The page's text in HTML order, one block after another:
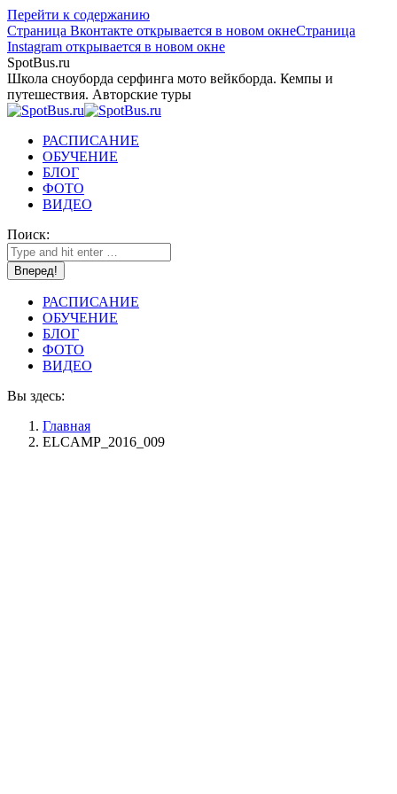
Перейти к содержанию
Страница Вконтакте открывается в новом окнеСтраница
Instagram открывается в новом окне
SpotBus.ru
Школа сноуборда серфинга мото вейкборда. Кемпы и
путешествия. Авторские туры
РАСПИСАНИЕ
ОБУЧЕНИЕ
БЛОГ
ФОТО
ВИДЕО
Поиск:
РАСПИСАНИЕ
ОБУЧЕНИЕ
БЛОГ
ФОТО
ВИДЕО
Вы здесь:
Главная
ELCAMP_2016_009